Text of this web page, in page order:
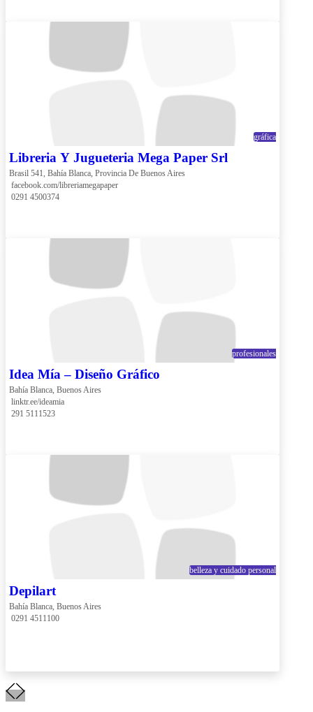
gráfica
Libreria Y Jugueteria Mega Paper Srl
Brasil 541, Bahía Blanca, Provincia De Buenos Aires
facebook.com/libreriamegapaper
0291 4500374
profesionales
Idea Mía – Diseño Gráfico
Bahía Blanca, Buenos Aires
linktr.ee/ideamia
291 5111523
belleza y cuidado personal
Depilart
Bahía Blanca, Buenos Aires
0291 4511100